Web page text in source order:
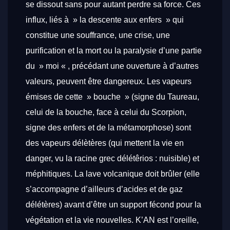
se dissout sans pour autant perdre sa force. Ces
influx, liés à » la descente aux enfers » qui
constitue une souffrance, une crise, une
purification et la mort ou la paralysie d’une partie
du » moi « , précédant une ouverture à d’autres
valeurs, peuvent être dangereux. Les vapeurs
émises de cette » bouche » (signe du Taureau,
celui de la bouche, face à celui du Scorpion,
signe des enfers et de la métamorphose) sont
des vapeurs délètères (qui mettent la vie en
danger, vu la racine grec délétêrios : nuisible) et
méphitiques. La lave volcanique doit brûler (elle
s’accompagne d’ailleurs d’acides et de gaz
délétères) avant d’être un support fécond pour la
végétation et la vie nouvelles. K’AN est l’oreille,